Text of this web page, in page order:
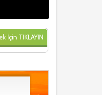
İçin TIKLAYIN